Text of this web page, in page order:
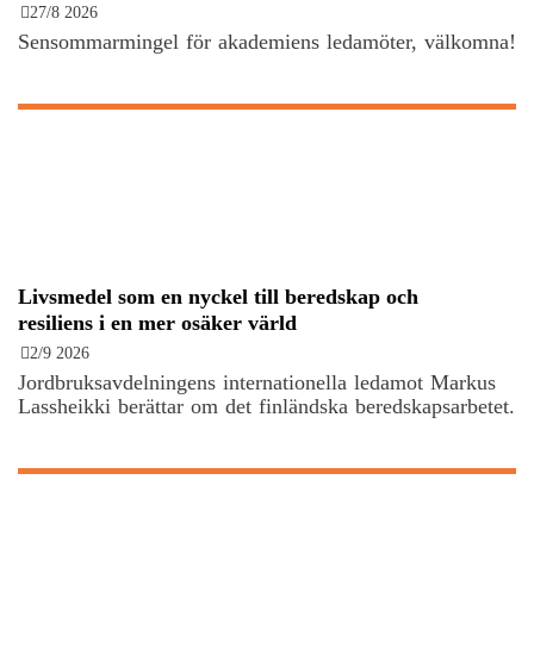
27/8 2026
Sensommarmingel för akademiens ledamöter, välkomna!
Livsmedel som en nyckel till beredskap och
resiliens i en mer osäker värld
2/9 2026
Jordbruksavdelningens internationella ledamot Markus
Lassheikki berättar om det finländska beredskapsarbetet.